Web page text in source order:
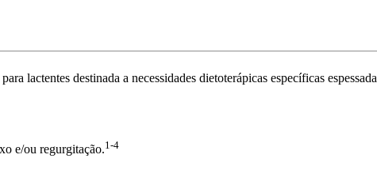
lactentes destinada a necessidades dietoterápicas específicas espessada
e/ou regurgitação.1-4